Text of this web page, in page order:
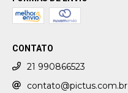
CONTATO
21 990866523
contato@pictus.com.br